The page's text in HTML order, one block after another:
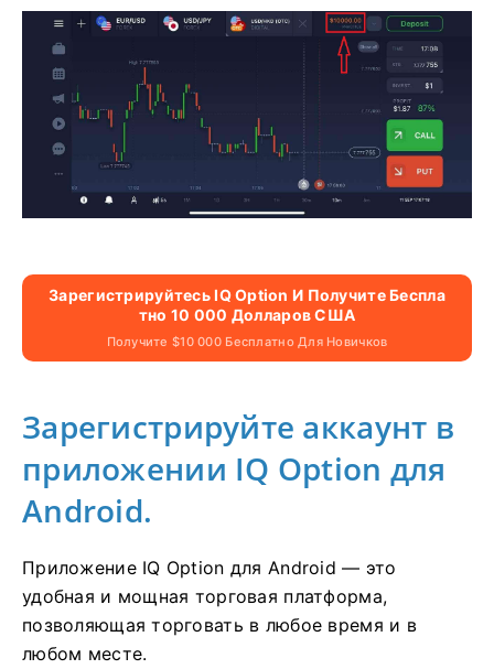
Зарегистрируйтесь IQ Option И Получите Беспла
Тно 10 000 Долларов США
Получите $10 000 Бесплатно Для Новичков
Зарегистрируйте аккаунт в
приложении IQ Option для
Android.
Приложение IQ Option для Android — это
удобная и мощная торговая платформа,
позволяющая торговать в любое время и в
любом месте.